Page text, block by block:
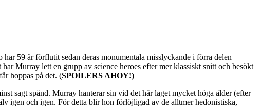
59 år förflutit sedan deras monumentala misslyckande i förra delen
Murray lett en grupp av science heroes efter mer klassiskt snitt och besökt
hoppas på det. (SPOILERS AHOY!)
sagt spänd. Murray hanterar sin vid det här laget mycket höga ålder (efter
igen och igen. För detta blir hon förlöjligad av de alltmer hedonistiska,